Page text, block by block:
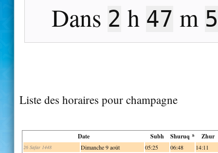
Dans 2 h 47 m
Liste des horaires pour champagne
Date Subh Shuruq * Zhur
26 Safar 1448 Dimanche 9 août 05:25 06:48 14:11